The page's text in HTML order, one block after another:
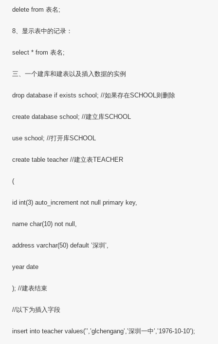
delete from 表名;
8、显示表中的记录：
select * from 表名;
三、一个建库和建表以及插入数据的实例
drop database if exists school; //如果存在SCHOOL则删除
create database school; //建立库SCHOOL
use school; //打开库SCHOOL
create table teacher //建立表TEACHER
(
id int(3) auto_increment not null primary key,
name char(10) not null,
address varchar(50) default ’深圳’,
year date
); //建表结束
//以下为插入字段
insert into teacher values(’’,’glchengang’,’深圳一中’,’1976-10-10’);